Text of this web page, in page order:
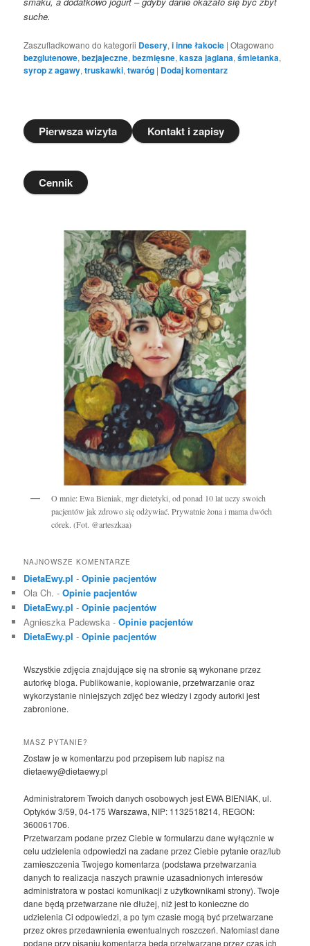
suche.
Zaszufladkowano do kategorii Desery,i inne łakocie |Otagowano
bezglutenowe,bezjajeczne,bezmięsne,kasza jaglana,śmietanka,
syrop z agawy,truskawki,twaróg | Dodaj komentarz
Pierwsza wizyta Kontakt i zapisy
Cennik
O mnie: Ewa Bieniak, mgr dietetyki, od ponad 10 lat uczy swoich
pacjentów jak zdrowo się odżywiać. Prywatnie żona i mama dwóch
córek. (Fot. @arteszkaa)
NAJNOWSZE KOMENTARZE
DietaEwy.pl -Opinie pacjentów
Ola Ch. -Opinie pacjentów
DietaEwy.pl -Opinie pacjentów
Agnieszka Padewska -Opinie pacjentów
DietaEwy.pl -Opinie pacjentów
Wszystkie zdjęcia znajdujące się na stronie są wykonane przez
autorkę bloga. Publikowanie, kopiowanie, przetwarzanie oraz
wykorzystanie niniejszych zdjęć bez wiedzy i zgody autorki jest
zabronione.
MASZ PYTANIE?
Zostaw je w komentarzu pod przepisem lub napisz na
dietaewy@dietaewy.pl
Administratorem Twoich danych osobowych jest EWA BIENIAK, ul.
Optyków 3/59, 04-175 Warszawa, NIP: 1132518214, REGON:
360061706.
Przetwarzam podane przez Ciebie w formularzu dane wyłącznie w
celu udzielenia odpowiedzi na zadane przez Ciebie pytanie oraz/lub
zamieszczenia Twojego komentarza (podstawa przetwarzania
danych to realizacja naszych prawnie uzasadnionych interesów
administratora w postaci komunikacji z użytkownikami strony). Twoje
dane będą przetwarzane nie dłużej, niż jest to konieczne do
udzielenia Ci odpowiedzi, a po tym czasie mogą być przetwarzane
przez okres przedawnienia ewentualnych roszczeń. Natomiast dane
podane przy pisaniu komentarza będą przetwarzane przez czas ich